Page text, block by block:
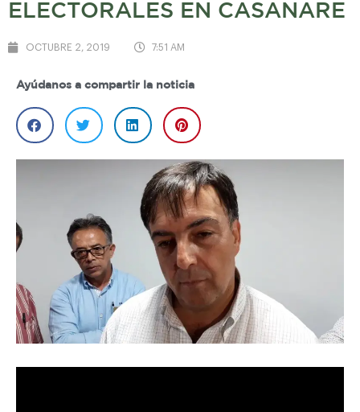
ELECTORALES EN CASANARE
OCTUBRE 2, 2019 7:51 AM
Ayúdanos a compartir la noticia